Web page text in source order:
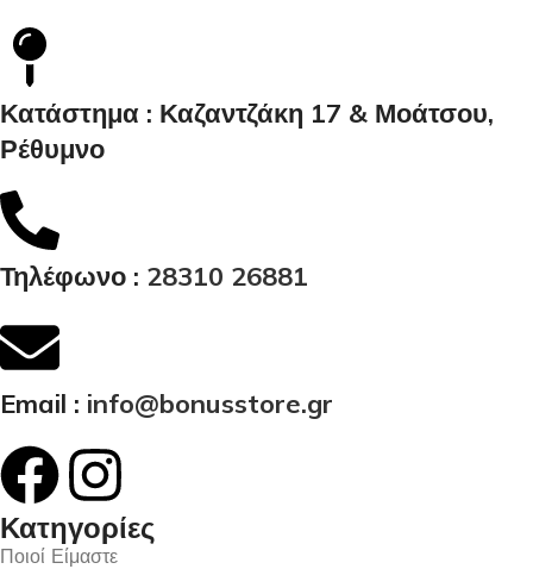
Κατάστημα : Καζαντζάκη 17 & Μοάτσου,
Ρέθυμνο
Τηλέφωνο : 28310 26881
Email : info@bonusstore.gr
Κατηγορίες
Ποιοί Είμαστε